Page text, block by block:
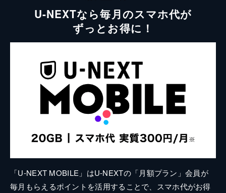
U-NEXTなら毎月のスマホ代が
ずっとお得に！
「U-NEXT MOBILE」はU-NEXTの「月額プラン」会員が
毎月もらえるポイントを活用することで、スマホ代がお得